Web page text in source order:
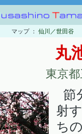
マップ ： 仙川／世田谷
丸
東京
節
射
ち